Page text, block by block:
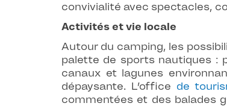
convivialité avec spectacles,
Activités et vie locale
Autour du camping, les
palette de sports nautiques :
canaux et lagunes
dépaysante. L’office de
commentées et des balades